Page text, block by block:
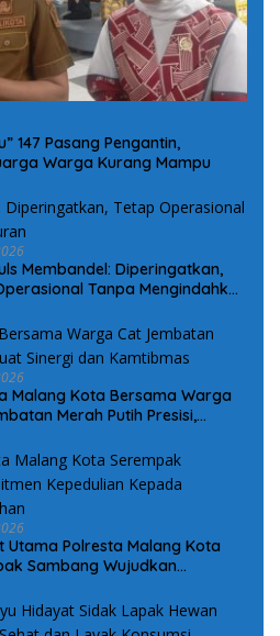
147 Pasang Pengantin,
Warga Kurang Mampu
Membandel: Diperingatkan,
Tanpa Mengindahkan
Malang Kota Bersama Warga
Merah Putih Presisi,
Utama Polresta Malang Kota
Sambang Wujudkan
Kanjuruhan